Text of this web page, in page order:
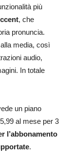
più
, che
pronuncia.
media, così
audio,
In totale
un piano
al mese per 3
l’abbonamento
.